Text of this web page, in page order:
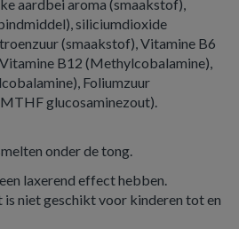
aardbei aroma (smaakstof),
siliciumdioxide
(smaakstof), Vitamine B6
B12 (Methylcobalamine),
Foliumzuur
glucosaminezout).
onder de tong.
laxerend effect hebben.
niet geschikt voor kinderen tot en